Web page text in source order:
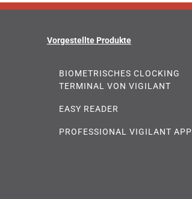
Vorgestellte Produkte
BIOMETRISCHES CLOCKING
TERMINAL VON VIGILANT
EASY READER
PROFESSIONAL VIGILANT APP